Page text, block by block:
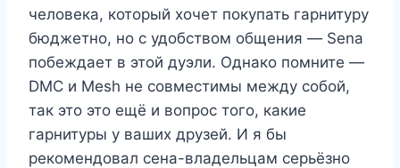
человека, который хочет покупать гарнитуру
бюджетно, но с удобством общения — Sena
побеждает в этой дуэли. Однако помните —
DMC и Mesh не совместимы между собой,
так это это ещё и вопрос того, какие
гарнитуры у ваших друзей. И я бы
рекомендовал сена-владельцам серьёзно